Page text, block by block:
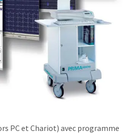
PC et Chariot) avec programme